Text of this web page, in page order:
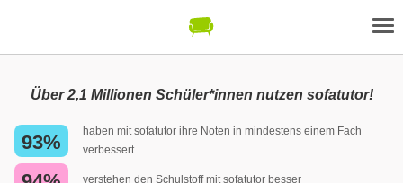
Über 2,1 Millionen Schüler*innen nutzen sofatutor!
93%
haben mit sofatutor ihre Noten in mindestens einem Fach
verbessert
verstehen den Schulstoff mit sofatutor besser